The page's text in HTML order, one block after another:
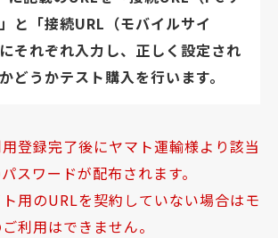
と「接続URL（モバイルサイ
それぞれ入力し、正しく設定され
どうかテスト購入を行います。
登録完了後にヤマト運輸様より該当
スワードが配布されます。
用のURLを契約していない場合はモ
利用はできません。